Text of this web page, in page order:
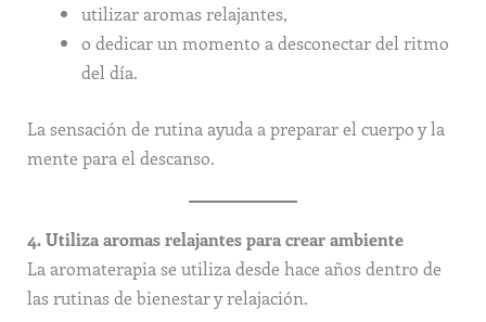
utilizar aromas relajantes,
o dedicar un momento a desconectar del ritmo
del día.
La sensación de rutina ayuda a preparar el cuerpo y la
mente para el descanso.
4. Utiliza aromas relajantes para crear ambiente
La aromaterapia se utiliza desde hace años dentro de
las rutinas de bienestar y relajación.